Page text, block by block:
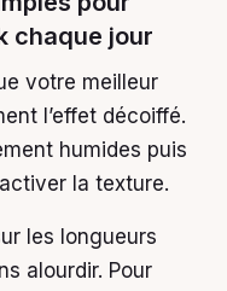
chaque jour
votre meilleur
l’effet décoiffé.
humides puis
la texture.
les longueurs
alourdir. Pour